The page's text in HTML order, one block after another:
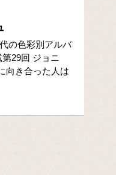
の色彩別アルバ
29回 ジョニ
向き合った人は